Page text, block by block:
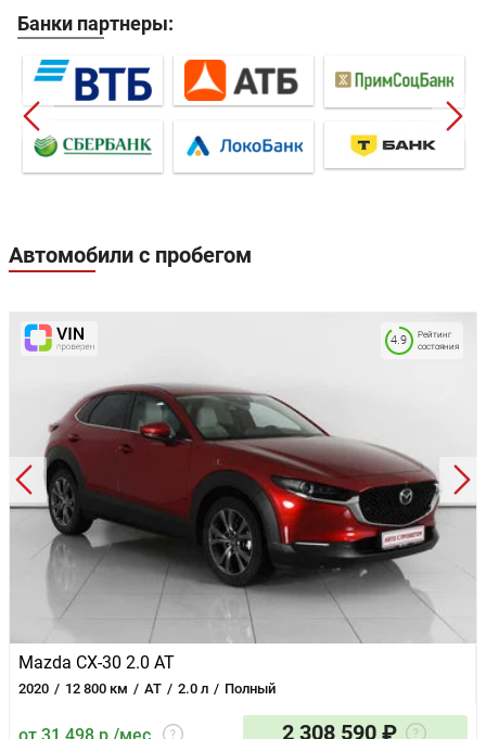
Банки партнеры:
Автомобили с пробегом
Mazda CX-30 2.0 AT
2020 12 800 км AT 2.0 л Полный
Рейтинг
состояния
4.9
2 308 590 ₽